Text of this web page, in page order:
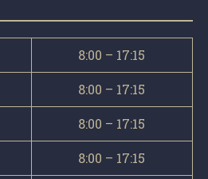
8:00 – 17:15
8:00 – 17:15
8:00 – 17:15
8:00 – 17:15